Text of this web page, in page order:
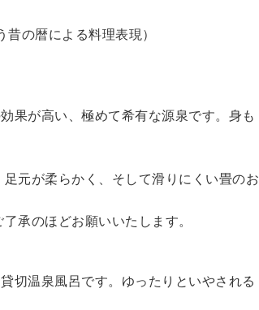
の暦による料理表現）
果が高い、極めて希有な源泉です。身も
元が柔らかく、そして滑りにくい畳のお
承のほどお願いいたします。
切温泉風呂です。ゆったりといやされる